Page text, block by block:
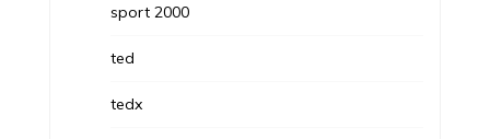
sport 2000
ted
tedx